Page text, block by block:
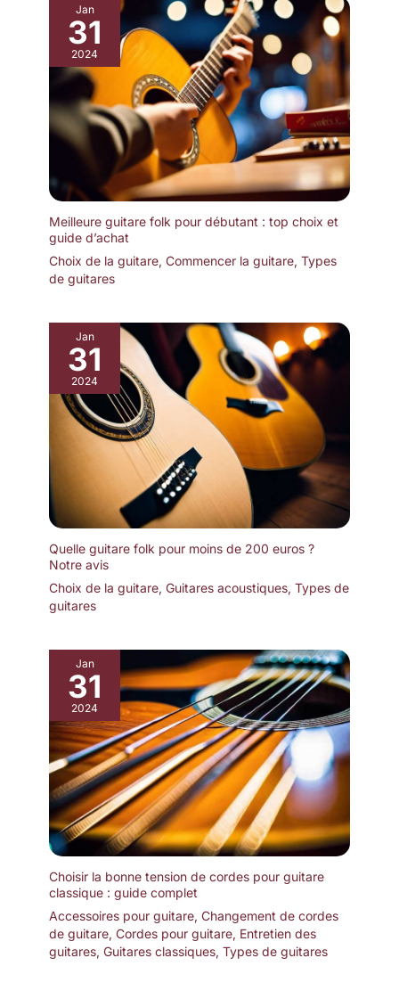
guitare afin de la transporter facilement et en toute sécurité lors
de vos déplacements.
Jan
31
2024
Meilleure guitare folk pour débutant : top choix et
guide d’achat
Choix de la guitare, Commencer la guitare, Types
de guitares
Jan
31
2024
Quelle guitare folk pour moins de 200 euros ?
Notre avis
Choix de la guitare, Guitares acoustiques, Types de
guitares
Jan
31
2024
Choisir la bonne tension de cordes pour guitare
classique : guide complet
Accessoires pour guitare, Changement de cordes
de guitare, Cordes pour guitare, Entretien des
guitares, Guitares classiques, Types de guitares